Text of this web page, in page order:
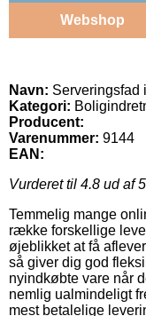
Webshop
Navn: Serveringsfad
Kategori:
Producent:
Varenummer: 9144
EAN:
Vurderet til 4.8 ud af
Temmelig mange
række forskellige
øjeblikket at få
så giver dig god
nyindkøbte vare når
nemlig ualmindeligt
mest betalelige